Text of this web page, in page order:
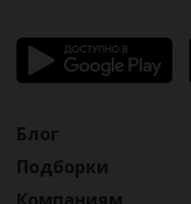
Блог
Подборки